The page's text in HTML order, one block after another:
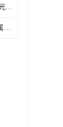
电子级DMI溶剂 国产 用于光刻胶
国产电子级DMI溶剂 总金属小于20ppb 用于半导体清洗